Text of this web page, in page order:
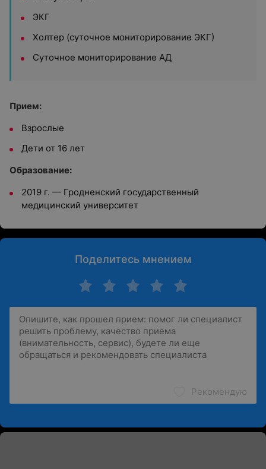
ЭКГ
Холтер (суточное мониторирование ЭКГ)
Суточное мониторирование АД
Прием:
Взрослые
Дети от 16 лет
Образование:
2019 г. — Гродненский государственный
медицинский университет
Поделитесь мнением
Рекомендую